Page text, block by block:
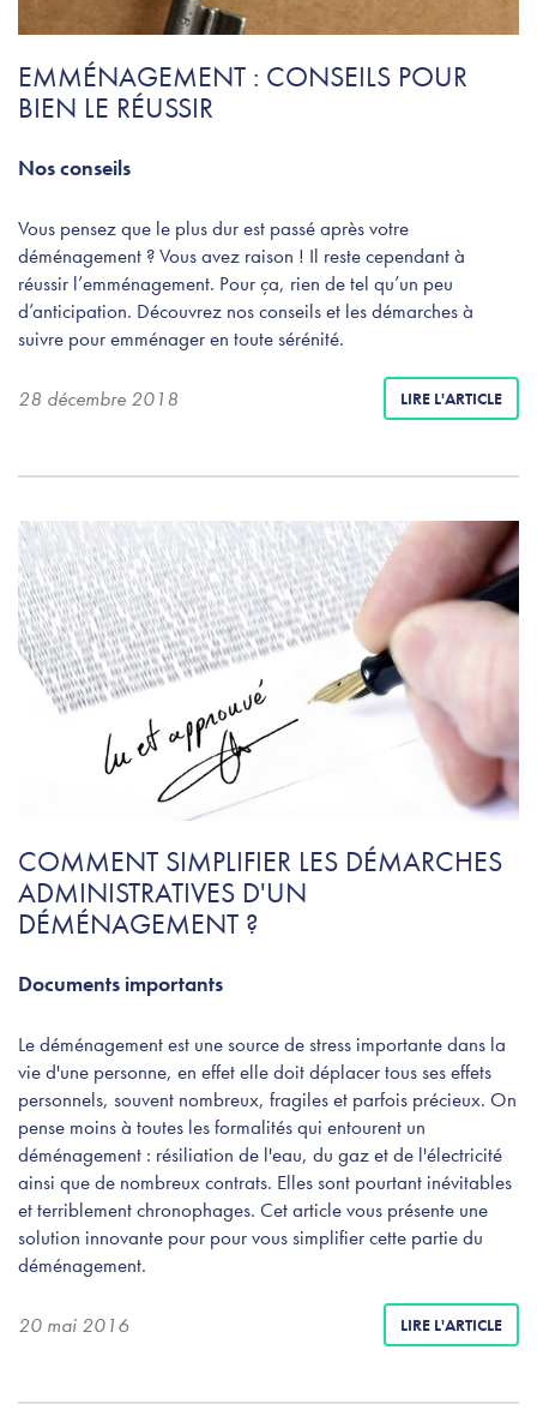
EMMÉNAGEMENT : CONSEILS POUR
BIEN LE RÉUSSIR
Nos conseils
Vous pensez que le plus dur est passé après votre
déménagement ? Vous avez raison ! Il reste cependant à
réussir l’emménagement. Pour ça, rien de tel qu’un peu
d’anticipation. Découvrez nos conseils et les démarches à
suivre pour emménager en toute sérénité.
28 décembre 2018 LIRE L'ARTICLE
COMMENT SIMPLIFIER LES DÉMARCHES
ADMINISTRATIVES D'UN
DÉMÉNAGEMENT ?
Documents importants
Le déménagement est une source de stress importante dans la
vie d'une personne, en effet elle doit déplacer tous ses effets
personnels, souvent nombreux, fragiles et parfois précieux. On
pense moins à toutes les formalités qui entourent un
déménagement : résiliation de l'eau, du gaz et de l'électricité
ainsi que de nombreux contrats. Elles sont pourtant inévitables
et terriblement chronophages. Cet article vous présente une
solution innovante pour pour vous simplifier cette partie du
déménagement.
20 mai 2016 LIRE L'ARTICLE